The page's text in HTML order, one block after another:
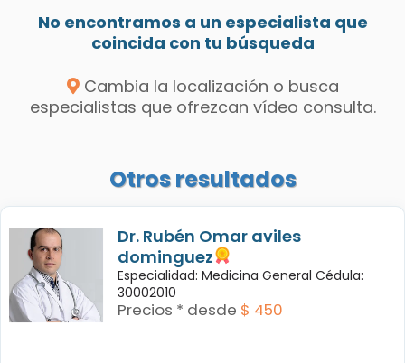
No encontramos a un especialista que
coincida con tu búsqueda
Cambia la localización o busca
especialistas que ofrezcan vídeo consulta.
Otros resultados
Dr. Rubén Omar aviles
dominguez
Especialidad: Medicina General Cédula:
30002010
Precios * desde $ 450